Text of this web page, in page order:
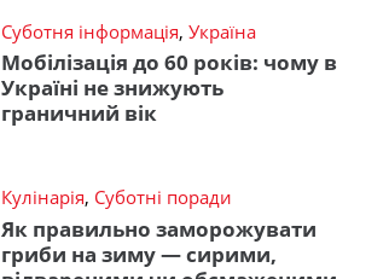
Суботня інформація, Україна
Мобілізація до 60 років: чому в
Україні не знижують
граничний вік
Кулінарія, Суботні поради
Як правильно заморожувати
гриби на зиму — сирими,